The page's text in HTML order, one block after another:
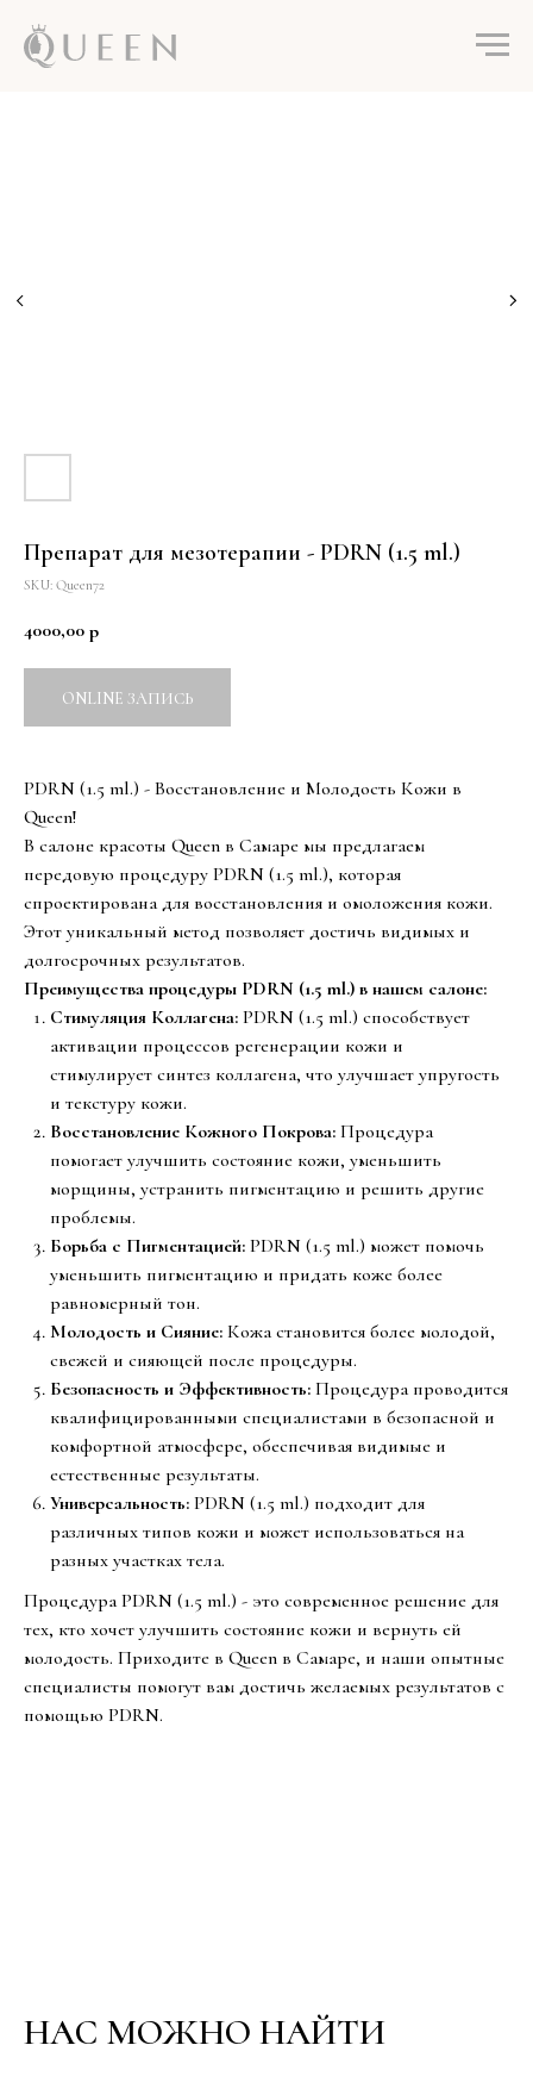
Препарат для мезотерапии - PDRN (1.5 ml.)
SKU: Queen72
4000,00 р
ONLINE ЗАПИСЬ
PDRN (1.5 ml.) - Восстановление и Молодость Кожи в
Queen!
В салоне красоты Queen в Самаре мы предлагаем
передовую процедуру PDRN (1.5 ml.), которая
спроектирована для восстановления и омоложения кожи.
Этот уникальный метод позволяет достичь видимых и
долгосрочных результатов.
Преимущества процедуры PDRN (1.5 ml.) в нашем салоне:
Стимуляция Коллагена: PDRN (1.5 ml.) способствует
активации процессов регенерации кожи и
стимулирует синтез коллагена, что улучшает упругость
и текстуру кожи.
Восстановление Кожного Покрова: Процедура
помогает улучшить состояние кожи, уменьшить
морщины, устранить пигментацию и решить другие
проблемы.
Борьба с Пигментацией: PDRN (1.5 ml.) может помочь
уменьшить пигментацию и придать коже более
равномерный тон.
Молодость и Сияние: Кожа становится более молодой,
свежей и сияющей после процедуры.
Безопасность и Эффективность: Процедура проводится
квалифицированными специалистами в безопасной и
комфортной атмосфере, обеспечивая видимые и
естественные результаты.
Универсальность: PDRN (1.5 ml.) подходит для
различных типов кожи и может использоваться на
разных участках тела.
Процедура PDRN (1.5 ml.) - это современное решение для
тех, кто хочет улучшить состояние кожи и вернуть ей
молодость. Приходите в Queen в Самаре, и наши опытные
специалисты помогут вам достичь желаемых результатов с
помощью PDRN.
НАС МОЖНО НАЙТИ